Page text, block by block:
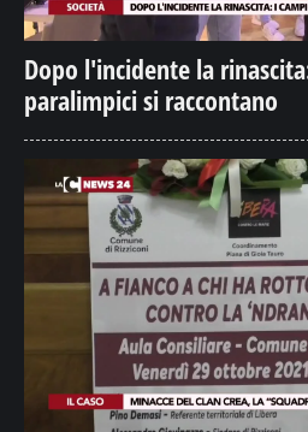
Dopo l'incidente la
paralimpici si raccontano